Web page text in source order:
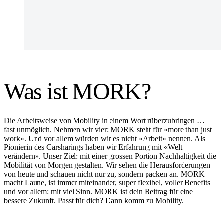
Was ist MORK?
Die Arbeitsweise von Mobility in einem Wort rüberzubringen …
fast unmöglich. Nehmen wir vier: MORK steht für «more than just
work». Und vor allem würden wir es nicht «Arbeit» nennen. Als
Pionierin des Carsharings haben wir Erfahrung mit «Welt
verändern». Unser Ziel: mit einer grossen Portion Nachhaltigkeit die
Mobilität von Morgen gestalten. Wir sehen die Herausforderungen
von heute und schauen nicht nur zu, sondern packen an. MORK
macht Laune, ist immer miteinander, super flexibel, voller Benefits
und vor allem: mit viel Sinn. MORK ist dein Beitrag für eine
bessere Zukunft. Passt für dich? Dann komm zu Mobility.